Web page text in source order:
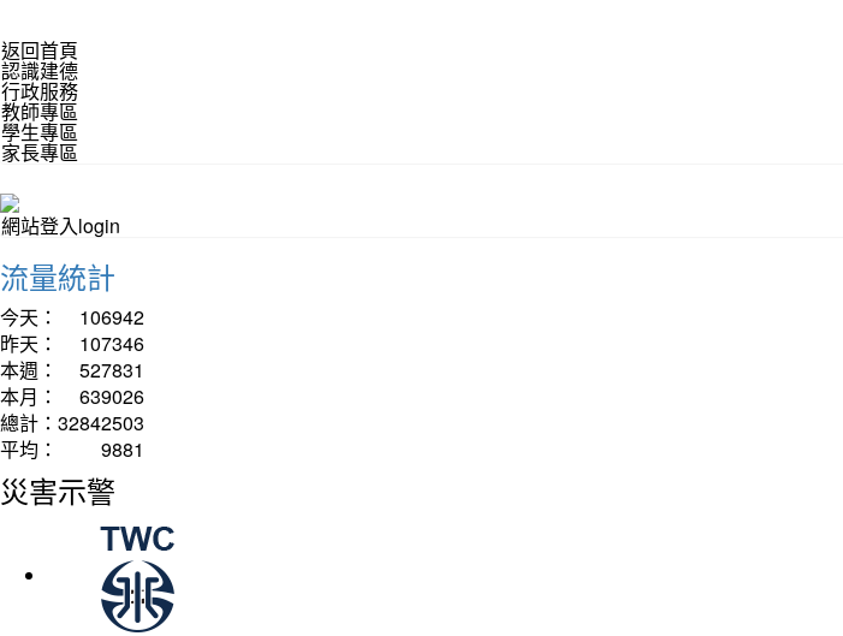
返回首頁
認識建德
行政服務
教師專區
學生專區
家長專區
網站登入login
流量統計
今天：
106942
昨天：
107346
本週：
527831
本月：
639026
總計： 32842503
平均：
9881
災害示警